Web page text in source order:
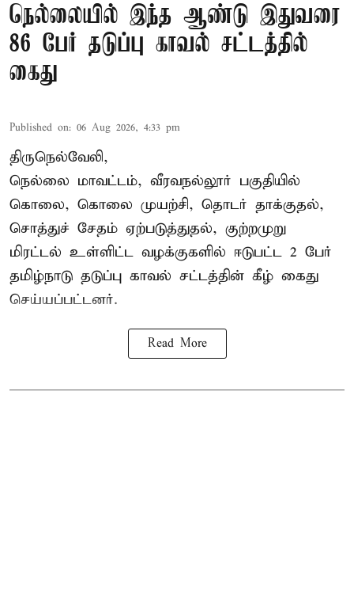
நெல்லையில் இந்த ஆண்டு இதுவரை
86 பேர் தடுப்பு காவல் சட்டத்தில்
கைது
Published on: 06 Aug 2026, 4:33 pm
திருநெல்வேலி,
நெல்லை மாவட்டம், வீரவநல்லூர் பகுதியில்
கொலை, கொலை முயற்சி, தொடர் தாக்குதல்,
சொத்துச் சேதம் ஏற்படுத்துதல், குற்றமுறு
மிரட்டல் உள்ளிட்ட வழக்குகளில் ஈடுபட்ட 2 பேர்
தமிழ்நாடு தடுப்பு காவல் சட்டத்தின் கீழ் கைது
செய்யப்பட்டனர்.
Read More